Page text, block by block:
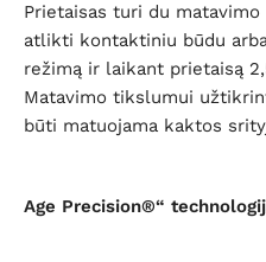
Prietaisas turi du
atlikti kontaktiniu būdu
režimą ir laikant prietaisą
Matavimo tikslumui
būti matuojama kaktos
Age Precision®“